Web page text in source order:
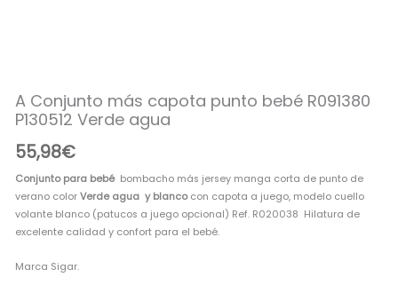
A Conjunto más capota punto bebé R091380
P130512 Verde agua
55,98€
Conjunto para bebé bombacho más jersey manga corta de punto de
verano colorVerde agua y blanco con capota a juego, modelo cuello
volante blanco (patucos a juego opcional) Ref. R020038 Hilatura de
excelente calidad y confort para el bebé.
Marca Sigar.
Verde
agua